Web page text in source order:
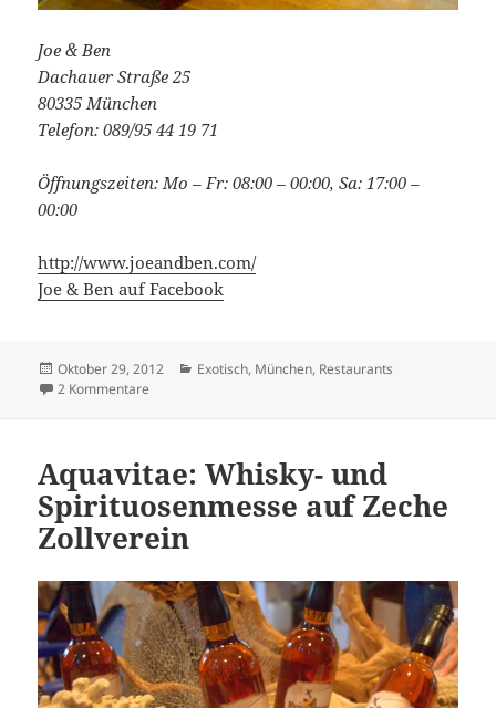
Joe & Ben
Dachauer Straße 25
80335 München
Telefon: 089/95 44 19 71
Öffnungszeiten: Mo – Fr: 08:00 – 00:00, Sa: 17:00 –
00:00
http://www.joeandben.com/
Joe & Ben auf Facebook
Veröffentlicht
am
Oktober 29, 2012 Kategorien
Exotisch, München, Restaurants
2 Kommentare
Aquavitae: Whisky- und
Spirituosenmesse auf Zeche
Zollverein